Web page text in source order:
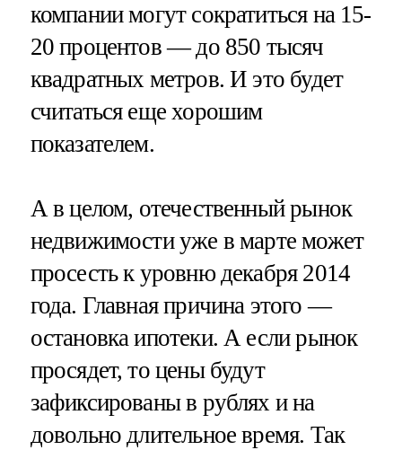
компании могут сократиться на 15-
20 процентов — до 850 тысяч
квадратных метров. И это будет
считаться еще хорошим
показателем.
А в целом, отечественный рынок
недвижимости уже в марте может
просесть к уровню декабря 2014
года. Главная причина этого —
остановка ипотеки. А если рынок
просядет, то цены будут
зафиксированы в рублях и на
довольно длительное время. Так